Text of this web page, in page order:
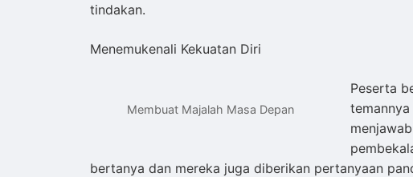
tindakan.
Menemukenali Kekuatan Diri
Membuat Majalah Masa Depan
Peserta
bertanya dan mereka juga diberikan pertanyaan